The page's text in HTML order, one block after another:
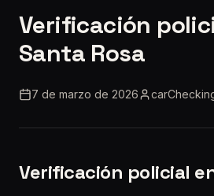
Verificación
Santa Rosa
7 de marzo de 2026
Verificación policial